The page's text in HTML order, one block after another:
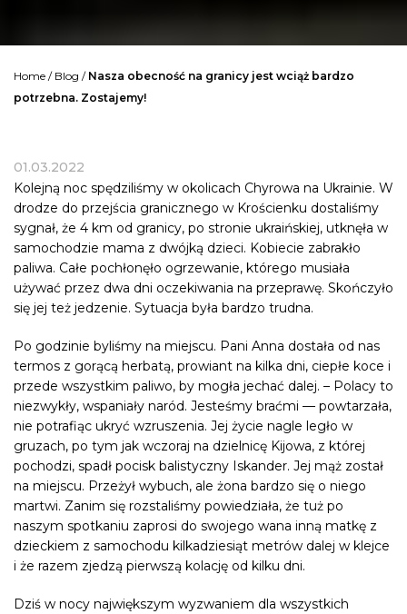
Home / Blog / Nasza obecność na granicy jest wciąż bardzo
potrzebna. Zostajemy!
01.03.2022
Kolejną noc spędziliśmy w okolicach Chyrowa na Ukrainie. W
drodze do przejścia granicznego w Krościenku dostaliśmy
sygnał, że 4 km od granicy, po stronie ukraińskiej, utknęła w
samochodzie mama z dwójką dzieci. Kobiecie zabrakło
paliwa. Całe pochłonęło ogrzewanie, którego musiała
używać przez dwa dni oczekiwania na przeprawę. Skończyło
się jej też jedzenie. Sytuacja była bardzo trudna.
Po godzinie byliśmy na miejscu. Pani Anna dostała od nas
termos z gorącą herbatą, prowiant na kilka dni, ciepłe koce i
przede wszystkim paliwo, by mogła jechać dalej. – Polacy to
niezwykły, wspaniały naród. Jesteśmy braćmi — powtarzała,
nie potrafiąc ukryć wzruszenia. Jej życie nagle legło w
gruzach, po tym jak wczoraj na dzielnicę Kijowa, z której
pochodzi, spadł pocisk balistyczny Iskander. Jej mąż został
na miejscu. Przeżył wybuch, ale żona bardzo się o niego
martwi. Zanim się rozstaliśmy powiedziała, że tuż po
naszym spotkaniu zaprosi do swojego wana inną matkę z
dzieckiem z samochodu kilkadziesiąt metrów dalej w klejce
i że razem zjedzą pierwszą kolację od kilku dni.
Dziś w nocy największym wyzwaniem dla wszystkich